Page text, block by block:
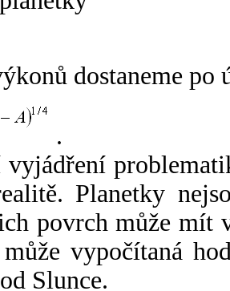
dostaneme po
.
vyjádření
Planetky
povrch může mít
vypočítaná
Slunce.